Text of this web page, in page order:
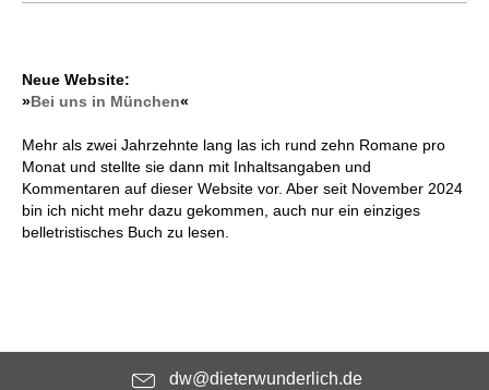
Neue Website:
»Bei uns in München«
Mehr als zwei Jahrzehnte lang las ich rund zehn Romane pro
Monat und stellte sie dann mit Inhaltsangaben und
Kommentaren auf dieser Website vor. Aber seit November 2024
bin ich nicht mehr dazu gekommen, auch nur ein einziges
belletristisches Buch zu lesen.
dw@dieterwunderlich.de